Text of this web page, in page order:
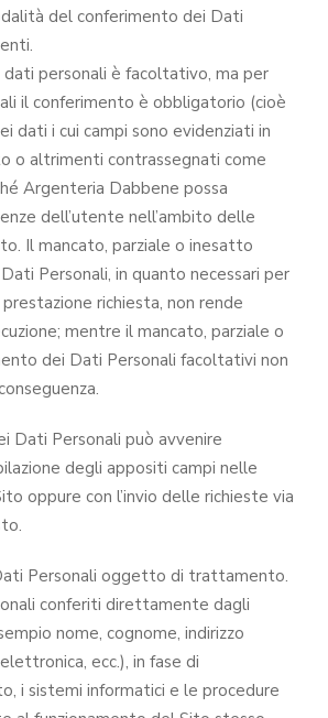
del conferimento dei Dati
personali è facoltativo, ma per
il conferimento è obbligatorio (cioè
dati i cui campi sono evidenziati in
o altrimenti contrassegnati come
Argenteria Dabbene possa
dell’utente nell’ambito delle
Il mancato, parziale o inesatto
Personali, in quanto necessari per
prestazione richiesta, non rende
mentre il mancato, parziale o
dei Dati Personali facoltativi non
Dati Personali può avvenire
degli appositi campi nelle
oppure con l’invio delle richieste via
Personali oggetto di trattamento.
conferiti direttamente dagli
nome, cognome, indirizzo
ecc.), in fase di
i sistemi informatici e le procedure